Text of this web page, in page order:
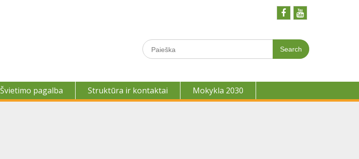
Search
for:
Švietimo pagalba Struktūra ir kontaktai Mokykla 2030